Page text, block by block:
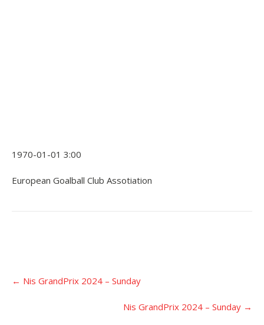
1970-01-01 3:00
European Goalball Club Assotiation
navigacija
← Nis GrandPrix 2024 – Sunday
Nis GrandPrix 2024 – Sunday →